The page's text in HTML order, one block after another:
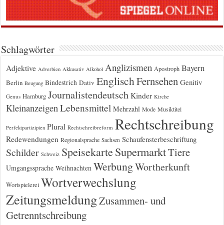
Schlagwörter
Adjektive Adverbien Akkusativ Alkohol Anglizismen Apostroph Bayern
Berlin Beugung Bindestrich Dativ EnglischFernsehen Genitiv
Genus Hamburg Journalistendeutsch Kinder Kirche
KleinanzeigenLebensmittel Mehrzahl Mode Musiktitel
Perfektpartizipien Plural Rechtschreibreform Rechtschreibung
Redewendungen Regionalsprache Sachsen Schaufensterbeschriftung
Schilder Schweiz Speisekarte SupermarktTiere
Umgangssprache Weihnachten WerbungWortherkunft
Wortspielerei Wortverwechslung
ZeitungsmeldungZusammen- und
Getrenntschreibung